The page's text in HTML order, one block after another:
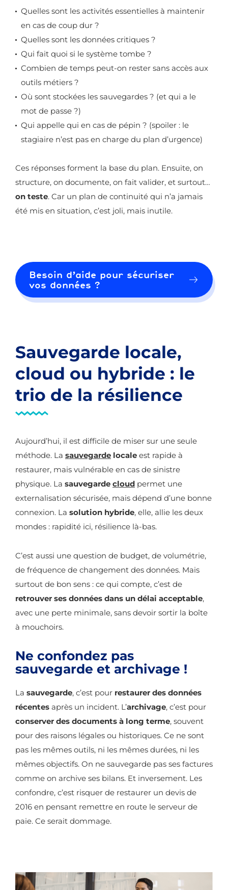
Quelles sont les activités essentielles à maintenir
en cas de coup dur ?
Quelles sont les données critiques ?
Qui fait quoi si le système tombe ?
Combien de temps peut-on rester sans accès aux
outils métiers ?
Où sont stockées les sauvegardes ? (et qui a le
mot de passe ?)
Qui appelle qui en cas de pépin ? (spoiler : le
stagiaire n’est pas en charge du plan d’urgence)
Ces réponses forment la base du plan. Ensuite, on
structure, on documente, on fait valider, et surtout…
on teste. Car un plan de continuité qui n’a jamais
été mis en situation, c’est joli, mais inutile.
Besoin d’aide pour sécuriser
vos données ?
Sauvegarde locale,
cloud ou hybride : le
trio de la résilience
Aujourd’hui, il est difficile de miser sur une seule
méthode. La sauvegarde locale est rapide à
restaurer, mais vulnérable en cas de sinistre
physique. La sauvegarde cloud permet une
externalisation sécurisée, mais dépend d’une bonne
connexion. La solution hybride, elle, allie les deux
mondes : rapidité ici, résilience là-bas.
C’est aussi une question de budget, de volumétrie,
de fréquence de changement des données. Mais
surtout de bon sens : ce qui compte, c’est de
retrouver ses données dans un délai acceptable,
avec une perte minimale, sans devoir sortir la boîte
à mouchoirs.
Ne confondez pas
sauvegarde et archivage !
La sauvegarde, c’est pour restaurer des données
récentes après un incident. L’archivage, c’est pour
conserver des documents à long terme, souvent
pour des raisons légales ou historiques. Ce ne sont
pas les mêmes outils, ni les mêmes durées, ni les
mêmes objectifs. On ne sauvegarde pas ses factures
comme on archive ses bilans. Et inversement. Les
confondre, c’est risquer de restaurer un devis de
2016 en pensant remettre en route le serveur de
paie. Ce serait dommage.